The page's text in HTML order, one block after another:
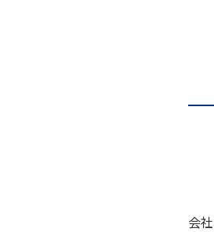
会